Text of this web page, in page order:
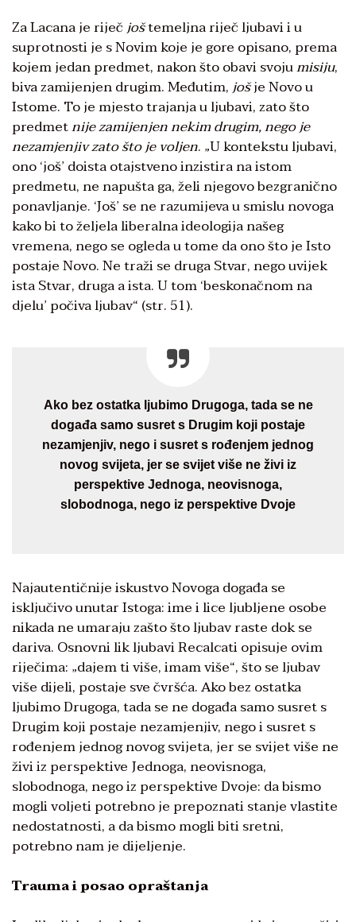
Za Lacana je riječjoštemeljna riječ ljubavi i u
suprotnosti je s Novim koje je gore opisano, prema
kojem jedan predmet, nakon što obavi svojumisiju,
biva zamijenjen drugim. Međutim,jošje Novo u
Istome. To je mjesto trajanja u ljubavi, zato što
predmetnije zamijenjen nekim drugim, nego je
nezamjenjiv zato što je voljen. „U kontekstu ljubavi,
ono ‘još’ doista otajstveno inzistira na istom
predmetu, ne napušta ga, želi njegovo bezgranično
ponavljanje. ‘Još’ se ne razumijeva u smislu novoga
kako bi to željela liberalna ideologija našeg
vremena, nego se ogleda u tome da ono što je Isto
postaje Novo. Ne traži se druga Stvar, nego uvijek
ista Stvar, druga a ista. U tom ‘beskonačnom na
djelu’ počiva ljubav“ (str. 51).
Ako bez ostatka ljubimo Drugoga, tada se ne
događa samo susret s Drugim koji postaje
nezamjenjiv, nego i susret s rođenjem jednog
novog svijeta, jer se svijet više ne živi iz
perspektive Jednoga, neovisnoga,
slobodnoga, nego iz perspektive Dvoje
Najautentičnije iskustvo Novoga događa se
isključivo unutar Istoga: ime i lice ljubljene osobe
nikada ne umaraju zašto što ljubav raste dok se
dariva. Osnovni lik ljubavi Recalcati opisuje ovim
riječima: „dajem ti više, imam više“, što se ljubav
više dijeli, postaje sve čvršća. Ako bez ostatka
ljubimo Drugoga, tada se ne događa samo susret s
Drugim koji postaje nezamjenjiv, nego i susret s
rođenjem jednog novog svijeta, jer se svijet više ne
živi iz perspektive Jednoga, neovisnoga,
slobodnoga, nego iz perspektive Dvoje: da bismo
mogli voljeti potrebno je prepoznati stanje vlastite
nedostatnosti, a da bismo mogli biti sretni,
potrebno nam je dijeljenje.
Trauma i posao opraštanja